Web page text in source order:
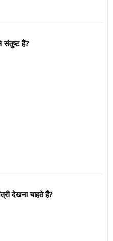
संतुष्ट हैं?
देखना चाहते हैं?